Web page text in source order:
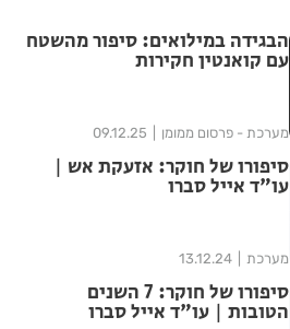
הבגידה במילואים: סיפור מהשטח
עם קואנטין חקירות
מערכת - פרסום ממומן 09.12.25
סיפורו של חוקר: אזעקת אש |
עו"ד אייל סברו
מערכת 13.12.24
סיפורו של חוקר: 7 השנים
הטובות | עו"ד אייל סברו